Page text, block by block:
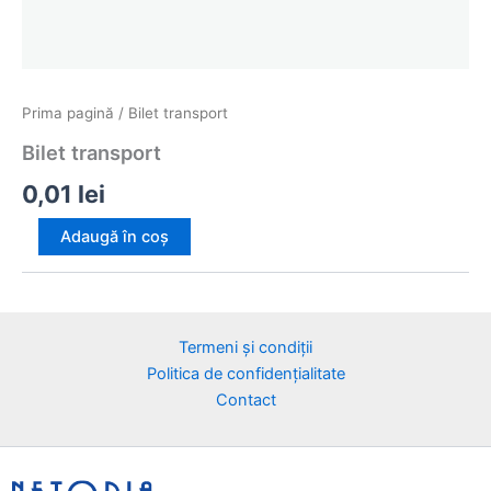
Prima pagină / Bilet transport
Bilet transport
0,01 lei
Cantitate
transport
Adaugă în coș
Termeni și condiții
Politica de confidențialitate
Contact